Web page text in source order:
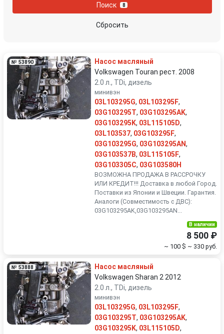
SEAT Skoda
Smart
Subaru
Volkswagen
Поиск 8
Сбросить
№ 53890
Насос масляный
Volkswagen Touran рест. 2008
2.0 л., TDi, дизель
минивэн
03L103295G, 03L103295F,
03G103295T, 03G103295AK,
03G103295K, 03L115105D,
03L103537, 03G103295F,
03G103295G, 03G103295AN,
03G103537B, 03L115105F,
03G103305C, 03G103580H
ВОЗМОЖНА ПРОДАЖА В РАССРОЧКУ
ИЛИ КРЕДИТ!!! Доставка в любой Город.
Поставки из Японии и Швеции. Гарантия.
Аналоги (Совместимость с ДВС):
03G103295AK,03G103295AN...
В наличии
8 500 ₽
~ 100 $ ~ 330 руб.
№ 53888
Насос масляный
Volkswagen Sharan 2 2012
2.0 л., TDi, дизель
минивэн
03L103295G, 03L103295F,
03G103295T, 03G103295AK,
03G103295K, 03L115105D,